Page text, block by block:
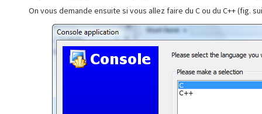
On vous demande ensuite si vous allez faire du C ou du C++ (fig.